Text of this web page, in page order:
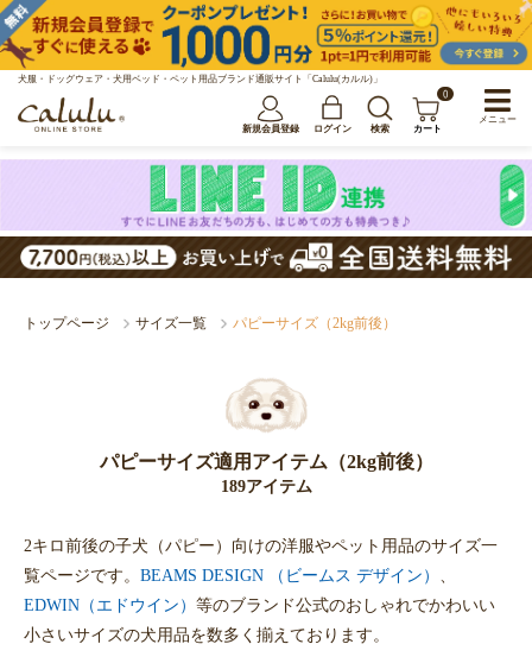
犬服・ドッグウェア・犬用ベッド・ペット用品ブランド通販サイト「Calulu(カルル)」
新規会員登録 ログイン 検索
0
カート
トップページ サイズ一覧 パピーサイズ（2kg前後）
パピーサイズ適用アイテム（2kg前後）
189アイテム
2キロ前後の子犬（パピー）向けの洋服やペット用品のサイズ一
覧ページです。 BEAMS DESIGN （ビームス デザイン）
EDWIN（エドウイン） 等のブランド公式のおしゃれでかわいい
小さいサイズの犬用品を数多く揃えております。
メニュー